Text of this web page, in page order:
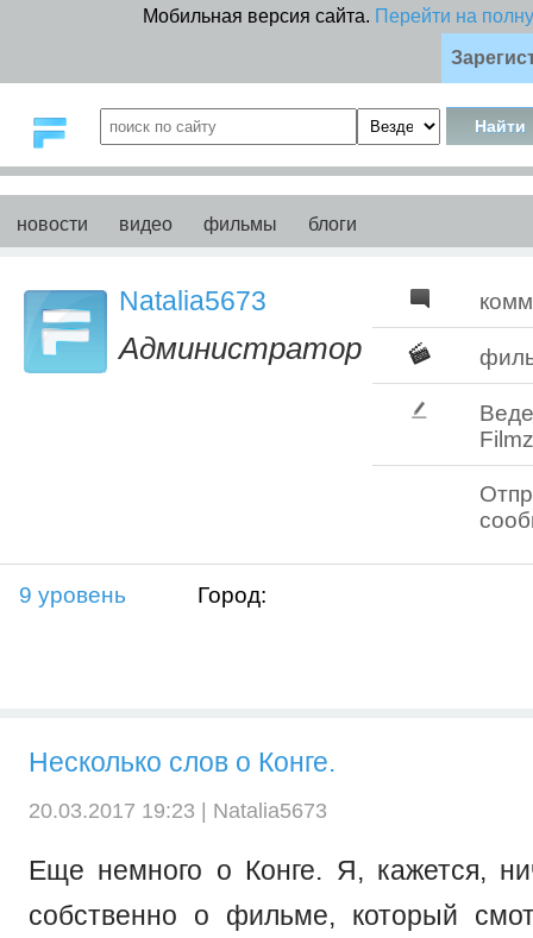
Мобильная версия сайта. Перейти на
новости видео фильмы блоги
Natalia5673
Администратор
9 уровень Город:
Несколько слов о Конге.
20.03.2017 19:23 | Natalia5673
Еще немного о Конге. Я, кажется,
собственно о фильме, который